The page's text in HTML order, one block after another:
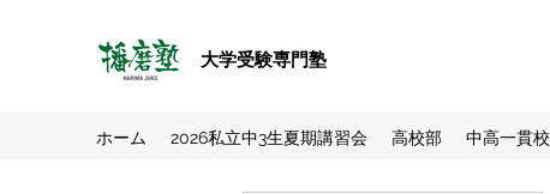
大学受験専門塾
ホーム 2026私立中3生夏期講習会 高校部 中高一貫校